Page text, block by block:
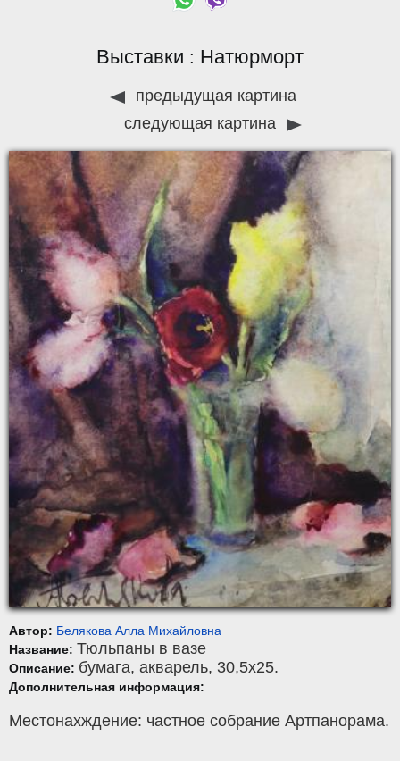
Выставки : Натюрморт
предыдущая картина
следующая картина
Автор: Белякова Алла Михайловна
Название: Тюльпаны в вазе
Описание: бумага, акварель, 30,5x25.
Дополнительная информация:
Местонахждение: частное собрание Артпанорама.